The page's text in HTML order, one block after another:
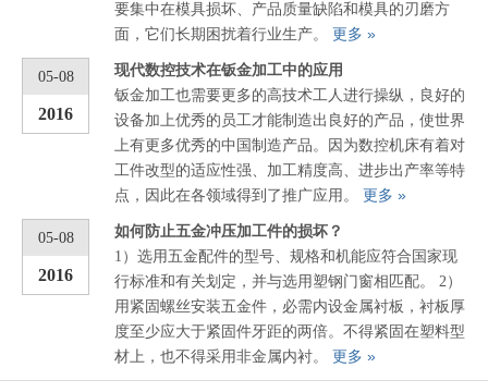
要集中在模具损坏、产品质量缺陷和模具的刃磨方
面，它们长期困扰着行业生产。 更多 »
05-08
2016
现代数控技术在钣金加工中的应用
钣金加工也需要更多的高技术工人进行操纵，良好的
设备加上优秀的员工才能制造出良好的产品，使世界
上有更多优秀的中国制造产品。因为数控机床有着对
工件改型的适应性强、加工精度高、进步出产率等特
点，因此在各领域得到了推广应用。 更多 »
05-08
2016
如何防止五金冲压加工件的损坏？
1）选用五金配件的型号、规格和机能应符合国家现
行标准和有关划定，并与选用塑钢门窗相匹配。 2）
用紧固螺丝安装五金件，必需内设金属衬板，衬板厚
度至少应大于紧固件牙距的两倍。不得紧固在塑料型
材上，也不得采用非金属内衬。 更多 »